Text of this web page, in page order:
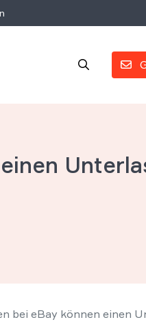
bei eBay können einen